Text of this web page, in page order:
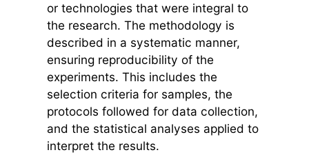
or technologies that were integral to
the research. The methodology is
described in a systematic manner,
ensuring reproducibility of the
experiments. This includes the
selection criteria for samples, the
protocols followed for data collection,
and the statistical analyses applied to
interpret the results.